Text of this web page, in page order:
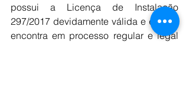
possui a Licença de Instalação
297/2017 devidamente válida e que se
encontra em processo regular e legal